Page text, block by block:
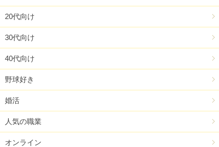
20代向け
30代向け
40代向け
野球好き
婚活
人気の職業
オンライン